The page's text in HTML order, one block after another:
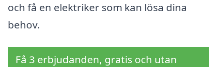
och få en elektriker som kan lösa dina
behov.
Få 3 erbjudanden, gratis och utan